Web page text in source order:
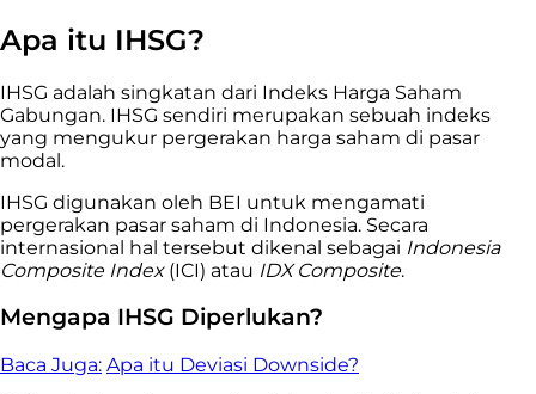
Apa itu IHSG?
IHSG adalah singkatan dari Indeks Harga Saham
Gabungan. IHSG sendiri merupakan sebuah indeks
yang mengukur pergerakan harga saham di pasar
modal.
IHSG digunakan oleh BEI untuk mengamati
pergerakan pasar saham di Indonesia. Secara
internasional hal tersebut dikenal sebagai Indonesia
Composite Index (ICI) atau IDX Composite.
Mengapa IHSG Diperlukan?
Baca Juga: Apa itu Deviasi Downside?